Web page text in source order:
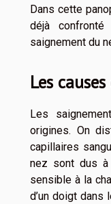
Dans cette
déjà
saignement du
Les
Les
origines. On
capillaires
nez sont dus à
sensible à la
d’un doigt